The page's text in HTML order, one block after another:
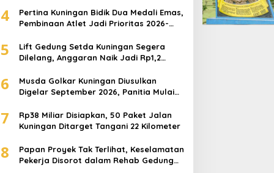
Gedung Setda
Segera Dilelang,
Naik Jadi Rp1,2
Prabowo Instruksikan Buku
Pelajaran SD-SMA
Dibenahi, Jadikan Negara
4
Pertina Kuningan Bidik Dua Medali Emas,
Pembinaan Atlet Jadi Prioritas 2026-
5
Lift Gedung Setda Kuningan Segera
Dilelang, Anggaran Naik Jadi Rp1,2
6
Musda Golkar Kuningan Diusulkan
Digelar September 2026, Panitia Mulai
7
Rp38 Miliar Disiapkan, 50 Paket Jalan
Kuningan Ditarget Tangani 22 Kilometer
8
Papan Proyek Tak Terlihat, Keselamatan
Pekerja Disorot dalam Rehab Gedung